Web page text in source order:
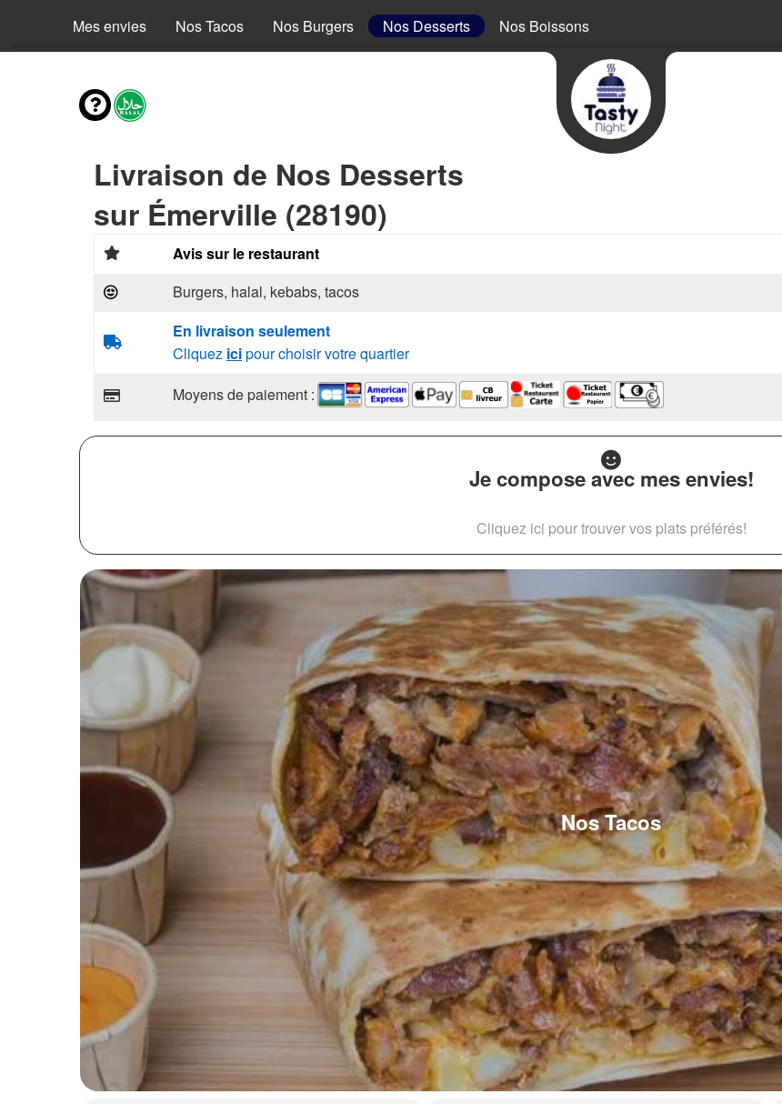
Mes envies Nos Tacos Nos Burgers Nos Desserts Nos Boissons
Livraison de Nos Desserts
sur Émerville (28190)
Avis sur le restaurant
Burgers, halal, kebabs, tacos
En livraison seulement
Cliquez icipour choisir votre quartier
Moyens de paiement :
Je compose avec mes envies!
Cliquez ici pour trouver vos plats préférés!
Nos Tacos